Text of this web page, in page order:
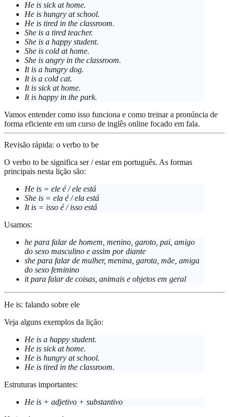
He is sick at home.
He is hungry at school.
He is tired in the classroom.
She is a tired teacher.
She is a happy student.
She is cold at home.
She is angry in the classroom.
It is a hungry dog.
It is a cold cat.
It is sick at home.
It is happy in the park.
Vamos entender como isso funciona e como treinar a pronúncia de
forma eficiente em um curso de inglês online focado em fala.
Revisão rápida: o verbo to be
O verbo to be significa ser / estarem português. As formas
principais nesta lição são:
He is = ele é / ele está
She is = ela é / ela está
It is = isso é / isso está
Usamos:
he para falar de homem, menino, garoto, pai, amigo
do sexo masculino e assim por diante
she para falar de mulher, menina, garota, mãe, amiga
do sexo feminino
itpara falar de coisas, animais e objetos em geral
He is: falando sobre ele
Veja alguns exemplos da lição:
He is a happy student.
He is sick at home.
He is hungry at school.
He is tired in the classroom.
Estruturas importantes:
He is + adjetivo + substantivo